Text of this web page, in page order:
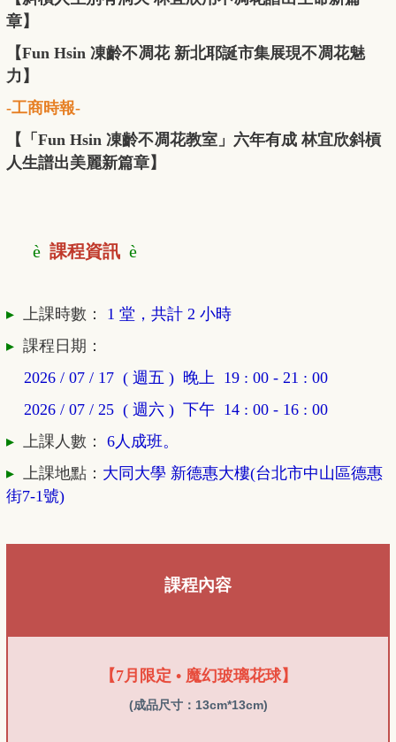
章】
【Fun Hsin 凍齡不凋花 新北耶誕市集展現不凋花魅
力】
-工商時報-
【「Fun Hsin 凍齡不凋花教室」六年有成 林宜欣斜槓
人生譜出美麗新篇章】
è 課程資訊 è
▸ 上課時數： 1 堂，共計 2 小時
▸ 課程日期：
2026 / 07 / 17 ( 週五 ) 晚上 19 : 00 - 21 : 00
2026 / 07 / 25 ( 週六 ) 下午 14 : 00 - 16 : 00
▸ 上課人數： 6人成班。
▸ 上課地點： 大同大學 新德惠大樓(台北市中山區德惠
街7-1號)
課程內容
【7月限定 • 魔幻玻璃花球】
(成品尺寸：13cm*13cm)